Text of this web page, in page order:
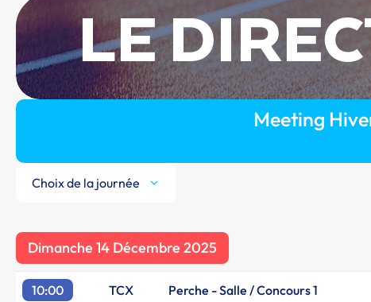
LE
Meeting
Choix de la journée
Dimanche 14 Décembre 2025
10:00 TCX Perche - Salle / Concours 1